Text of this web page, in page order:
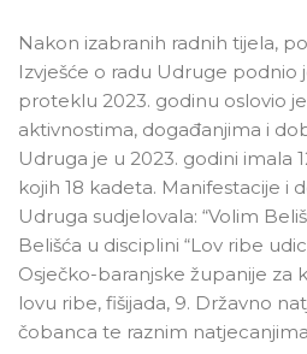
Nakon izabranih radnih tijela,
Izvješće o radu Udruge podnio
proteklu 2023. godinu oslovio
aktivnostima, događanjima i
Udruga je u 2023. godini imala
kojih 18 kadeta. Manifestacije i
Udruga sudjelovala: “Volim
Belišća u disciplini “Lov ribe
Osječko-baranjske županije za
lovu ribe, fišijada, 9. Državno
čobanca te raznim